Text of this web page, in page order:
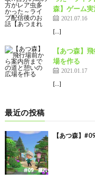
森】ゲーム実
2021.07.16
[…]
【あつ森】
場を作る
2021.01.17
[…]
最近の投稿
【あつ森】